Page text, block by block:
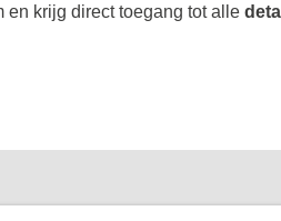
en krijg direct toegang tot alle